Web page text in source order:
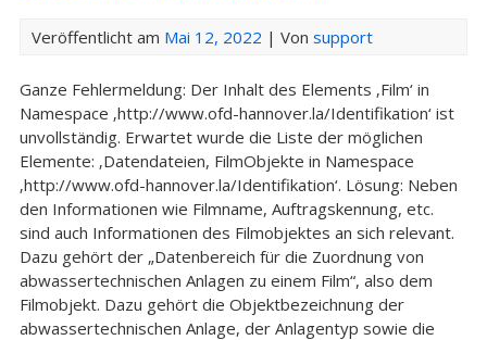
Veröffentlicht am Mai 12, 2022 | Von support
Ganze Fehlermeldung: Der Inhalt des Elements ‚Film‘ in
Namespace ‚http://www.ofd-hannover.la/Identifikation‘ ist
unvollständig. Erwartet wurde die Liste der möglichen
Elemente: ‚Datendateien, FilmObjekte in Namespace
‚http://www.ofd-hannover.la/Identifikation‘. Lösung: Neben
den Informationen wie Filmname, Auftragskennung, etc.
sind auch Informationen des Filmobjektes an sich relevant.
Dazu gehört der „Datenbereich für die Zuordnung von
abwassertechnischen Anlagen zu einem Film“, also dem
Filmobjekt. Dazu gehört die Objektbezeichnung der
abwassertechnischen Anlage, der Anlagentyp sowie die